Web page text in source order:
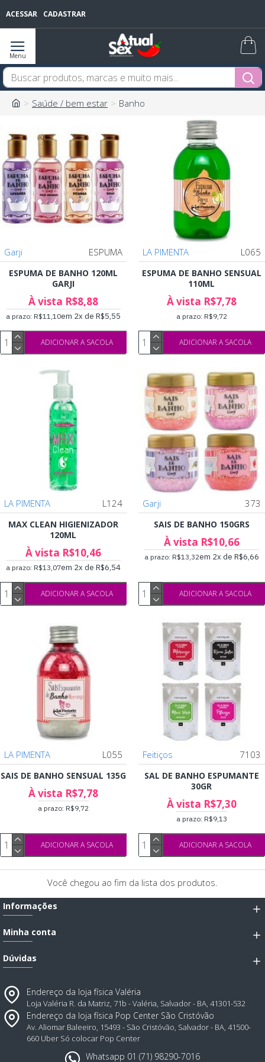
ACESSAR CADASTRAR
Saúde / bem estar Banho
Garji ESPUMA
ESPUMA DE BANHO 120ML
GARJI
À vista R$8,88
a prazo: R$11,10em 2x de R$5,55
ADICIONAR A SACOLA
LA PIMENTA L065
ESPUMA DE BANHO SENSUAL
110ML
À vista R$7,78
a prazo: R$9,72
ADICIONAR A SACOLA
LA PIMENTA L124
MAX CLEAN HIGIENIZADOR
120ML
À vista R$10,46
a prazo: R$13,07em 2x de R$6,54
ADICIONAR A SACOLA
Garji 373
SAIS DE BANHO 150GRS
À vista R$10,66
a prazo: R$13,32em 2x de R$6,66
ADICIONAR A SACOLA
LA PIMENTA L055
SAIS DE BANHO SENSUAL 135G
À vista R$7,78
a prazo: R$9,72
ADICIONAR A SACOLA
Feitiços 7103
SAL DE BANHO ESPUMANTE
30GR
À vista R$7,30
a prazo: R$9,13
ADICIONAR A SACOLA
Você chegou ao fim da lista dos produtos.
Informações
Minha conta
Dúvidas
Endereço da loja física Valéria
Loja Valéria R. da Matriz, 71b - Valéria, Salvador - BA, 41301-532
Endereço da loja física Pop Center São Cristóvão
Av. Aliomar Baleeiro, 15493 - São Cristóvão, Salvador - BA, 41500-
660 Uber Só colocar Pop Center
Whatsapp 01 (71) 98290-7016